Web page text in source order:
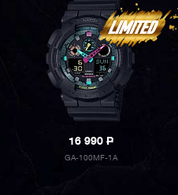
16 990P
GA-100MF-1A